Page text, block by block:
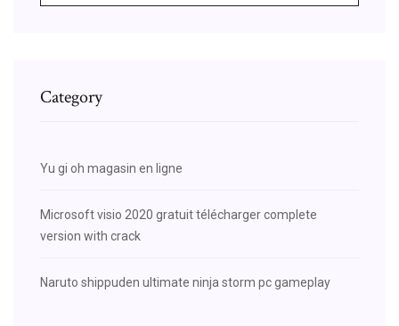
Category
Yu gi oh magasin en ligne
Microsoft visio 2020 gratuit télécharger complete
version with crack
Naruto shippuden ultimate ninja storm pc gameplay